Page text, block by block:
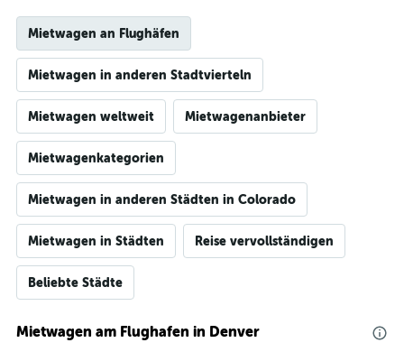
Mietwagen an Flughäfen
Mietwagen in anderen Stadtvierteln
Mietwagen weltweit Mietwagenanbieter
Mietwagenkategorien
Mietwagen in anderen Städten in Colorado
Mietwagen in Städten Reise vervollständigen
Beliebte Städte
Mietwagen am Flughafen in Denver